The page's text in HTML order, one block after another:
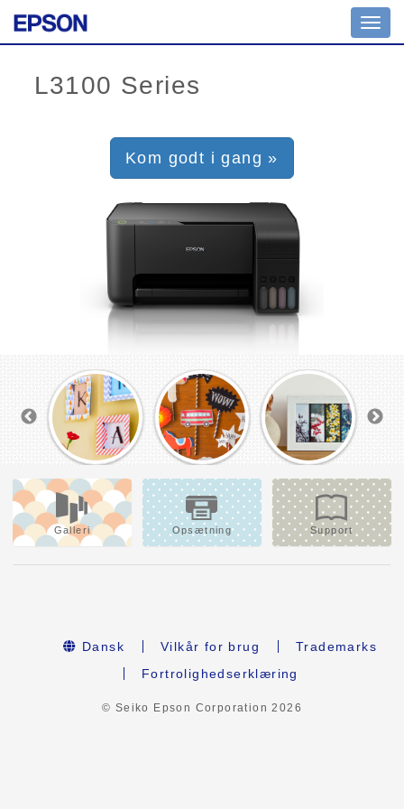
Kom godt i gang »
Galleri Opsætning Support
Dansk Vilkår for brug
Trademarks
Fortrolighedserklæring
© Seiko Epson Corporation2026